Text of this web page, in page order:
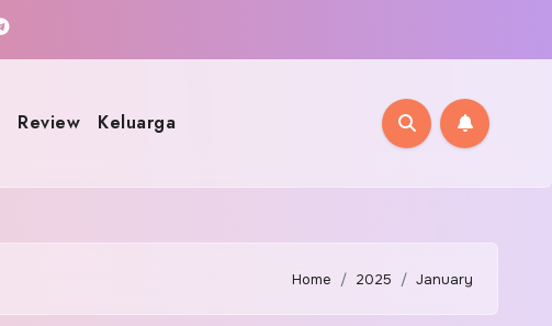
Review Keluarga
Home 2025 January